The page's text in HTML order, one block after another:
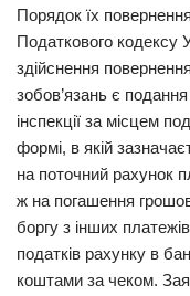
Порядок їх
Податкового кодексу
здійснення
зобов’язань є
інспекції за місцем
формі, в якій
на поточний рахунок
ж на погашення
боргу з інших
податків рахунку в
коштами за чеком.